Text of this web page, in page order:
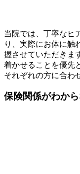
当院では、丁寧なヒ
り、実際にお体に触
握させていただきま
着かせることを優先
それぞれの方に合わ
保険関係がわか